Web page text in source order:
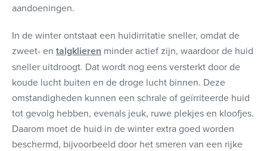
aandoeningen.
In de winter ontstaat een huidirritatie sneller, omdat de
zweet- en talgklieren minder actief zijn, waardoor de huid
sneller uitdroogt. Dat wordt nog eens versterkt door de
koude lucht buiten en de droge lucht binnen. Deze
omstandigheden kunnen een schrale of geïrriteerde huid
tot gevolg hebben, evenals jeuk, ruwe plekjes en kloofjes.
Daarom moet de huid in de winter extra goed worden
beschermd, bijvoorbeeld door het smeren van een rijke